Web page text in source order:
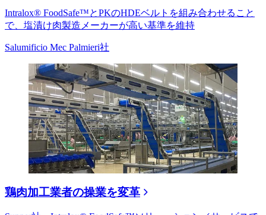
Intralox® FoodSafe™とPKのHDEベルトを組み合わせること
で、塩漬け肉製造メーカーが高い基準を維持
Salumificio Mec Palmieri社
鶏肉加工業者の操業を変革